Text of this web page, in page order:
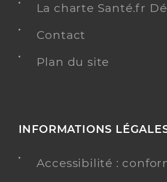
La charte Santé.fr
Contact
Plan du site
INFORMATIONS
Accessibilité :